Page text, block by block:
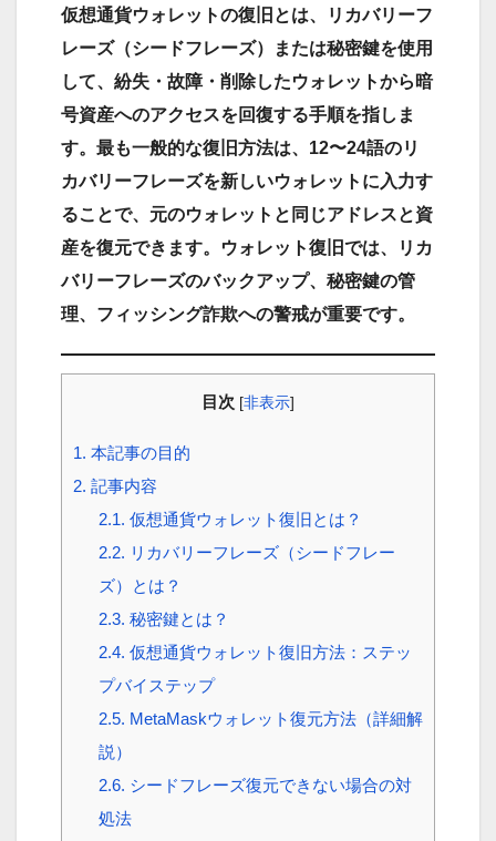
仮想通貨ウォレットの復旧とは、リカバリーフ
レーズ（シードフレーズ）または秘密鍵を使用
して、紛失・故障・削除したウォレットから暗
号資産へのアクセスを回復する手順を指しま
す。最も一般的な復旧方法は、12〜24語のリ
カバリーフレーズを新しいウォレットに入力す
ることで、元のウォレットと同じアドレスと資
産を復元できます。ウォレット復旧では、リカ
バリーフレーズのバックアップ、秘密鍵の管
理、フィッシング詐欺への警戒が重要です。
目次 [非表示]
1. 本記事の目的
2. 記事内容
2.1. 仮想通貨ウォレット復旧とは？
2.2. リカバリーフレーズ（シードフレー
ズ）とは？
2.3. 秘密鍵とは？
2.4. 仮想通貨ウォレット復旧方法：ステッ
プバイステップ
2.5. MetaMaskウォレット復元方法（詳細解
説）
2.6. シードフレーズ復元できない場合の対
処法